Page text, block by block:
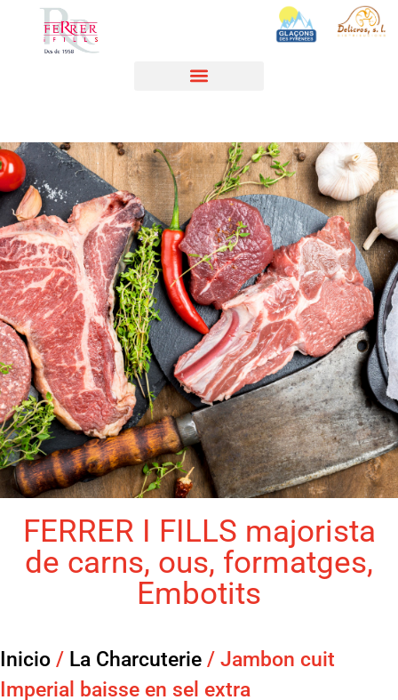
FERRER I FILLS majorista
de carns, ous, formatges,
Embotits
Inicio / La Charcuterie / Jambon cuit
Imperial baisse en sel extra